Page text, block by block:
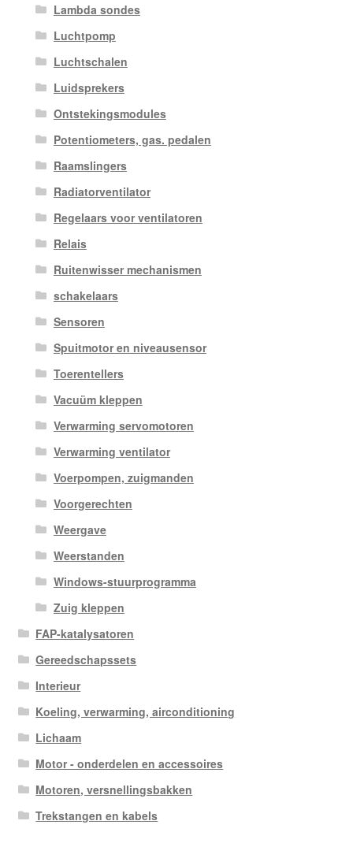
Lambda sondes
Luchtpomp
Luchtschalen
Luidsprekers
Ontstekingsmodules
Potentiometers, gas. pedalen
Raamslingers
Radiatorventilator
Regelaars voor ventilatoren
Relais
Ruitenwisser mechanismen
schakelaars
Sensoren
Spuitmotor en niveausensor
Toerentellers
Vacuüm kleppen
Verwarming servomotoren
Verwarming ventilator
Voerpompen, zuigmanden
Voorgerechten
Weergave
Weerstanden
Windows-stuurprogramma
Zuig kleppen
FAP-katalysatoren
Gereedschapssets
Interieur
Koeling, verwarming, airconditioning
Lichaam
Motor - onderdelen en accessoires
Motoren, versnellingsbakken
Trekstangen en kabels